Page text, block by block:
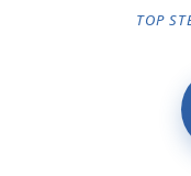
TOP